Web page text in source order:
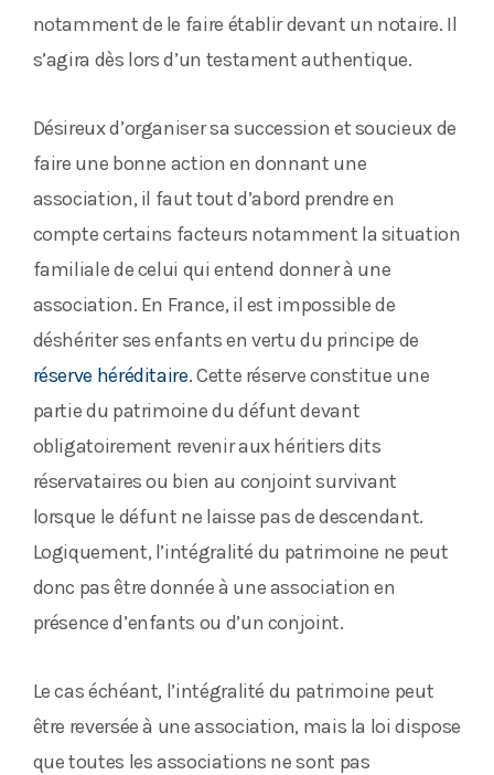
notamment de le faire établir devant un notaire. Il
s’agira dès lors d’un testament authentique.
Désireux d’organiser sa succession et soucieux de
faire une bonne action en donnant une
association, il faut tout d’abord prendre en
compte certains facteurs notamment la situation
familiale de celui qui entend donner à une
association. En France, il est impossible de
déshériter ses enfants en vertu du principe de
réserve héréditaire. Cette réserve constitue une
partie du patrimoine du défunt devant
obligatoirement revenir aux héritiers dits
réservataires ou bien au conjoint survivant
lorsque le défunt ne laisse pas de descendant.
Logiquement, l’intégralité du patrimoine ne peut
donc pas être donnée à une association en
présence d’enfants ou d’un conjoint.
Le cas échéant, l’intégralité du patrimoine peut
être reversée à une association, mais la loi dispose
que toutes les associations ne sont pas